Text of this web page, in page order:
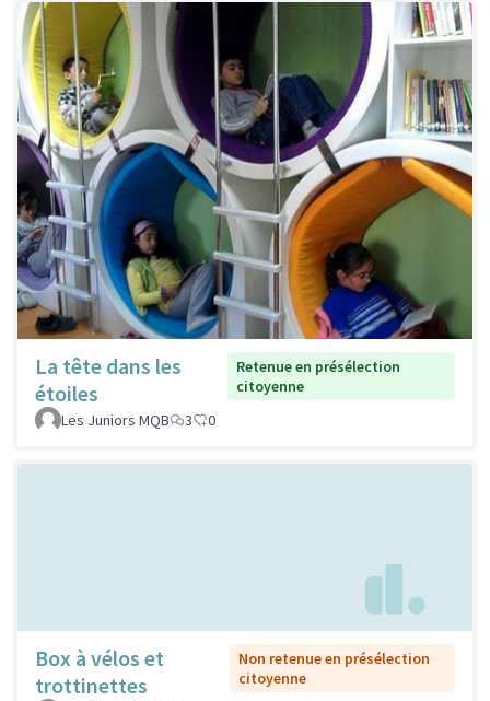
La tête dans les
étoiles
Retenue en présélection
citoyenne
Les Juniors MQB
3 0
Box à vélos et
trottinettes
Non retenue en présélection
citoyenne